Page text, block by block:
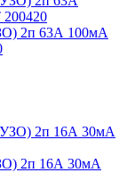
2п 63А 100мА
2п 16А 30мА